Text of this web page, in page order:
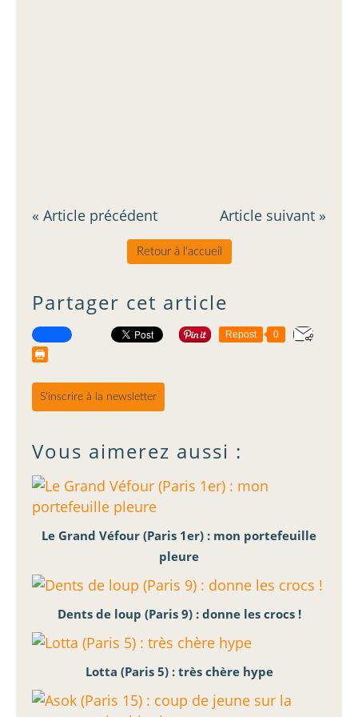
« Article précédent Article suivant »
Retour à l'accueil
Partager cet article
Repost 0
S'inscrire à la newsletter
Vous aimerez aussi :
Le Grand Véfour (Paris 1er) : mon portefeuille
pleure
Dents de loup (Paris 9) : donne les crocs !
Lotta (Paris 5) : très chère hype